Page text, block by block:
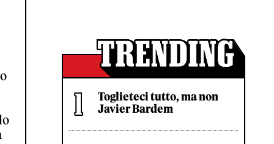
Toglieteci tutto, ma non
Javier Bardem